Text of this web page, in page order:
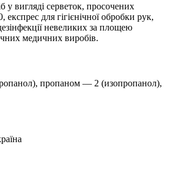
у вигляді серветок, просочених
для гігієнічної обробки рук,
невеликих за площею
медичних виробів.
пропаном — 2 (изопропанол),